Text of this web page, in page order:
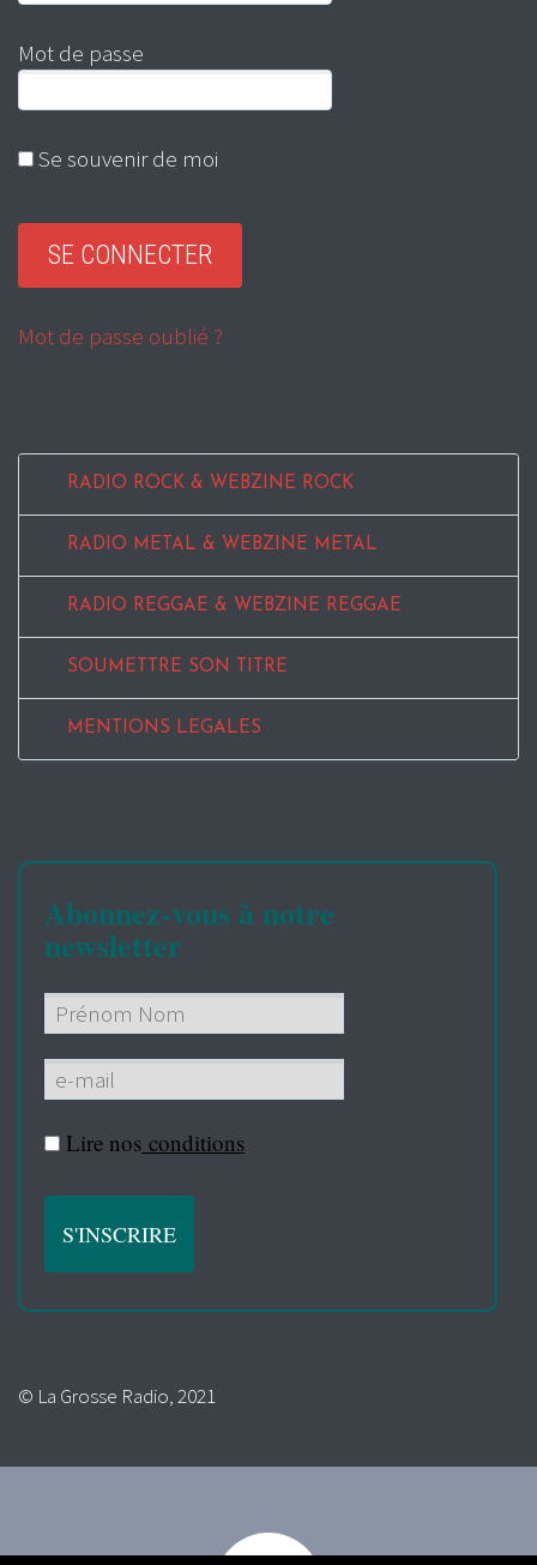
Mot de passe
Se souvenir de moi
Mot de passe oublié ?
RADIO ROCK & WEBZINE ROCK
RADIO METAL & WEBZINE METAL
RADIO REGGAE & WEBZINE REGGAE
SOUMETTRE SON TITRE
MENTIONS LEGALES
Abonnez-vous à notre
newsletter
Lire nos conditions
© La Grosse Radio, 2021